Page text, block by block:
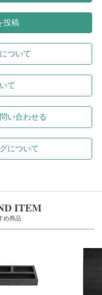
投稿
ついて
て
い合わせる
について
ITEM
め商品